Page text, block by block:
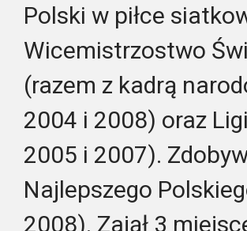
Polski w piłce
Wicemistrzostwo
(razem z kadrą
2004 i 2008) oraz
2005 i 2007).
Najlepszego
2008). Zajął 3